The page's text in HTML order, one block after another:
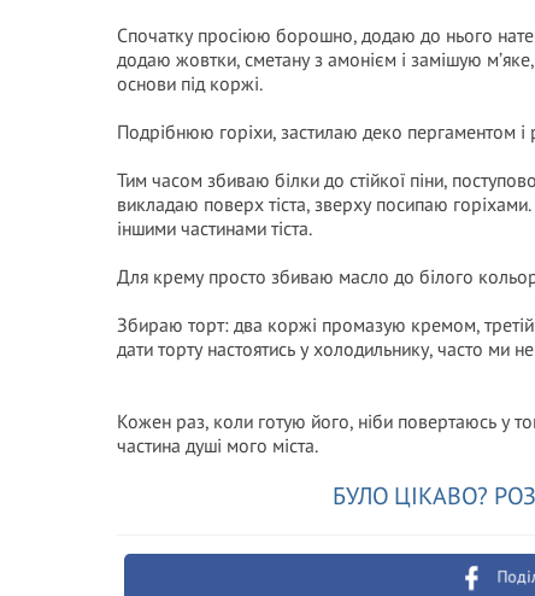
Спочатку просіюю борошно, додаю до нього
додаю жовтки, сметану з амонієм і замішую
основи під коржі.
Подрібнюю горіхи, застилаю деко пергаментом і
Тим часом збиваю білки до стійкої піни,
викладаю поверх тіста, зверху посипаю
іншими частинами тіста.
Для крему просто збиваю масло до білого
Збираю торт: два коржі промазую кремом,
дати торту настоятись у холодильнику, часто ми
Кожен раз, коли готую його, ніби повертаюсь у
частина душі мого міста.
БУЛО ЦІКАВО?